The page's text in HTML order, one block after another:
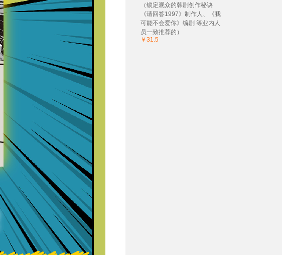
（锁定观众的韩剧创作秘诀
《请回答1997》制作人、《我
可能不会爱你》编剧 等业内人
员一致推荐的）
￥31.5